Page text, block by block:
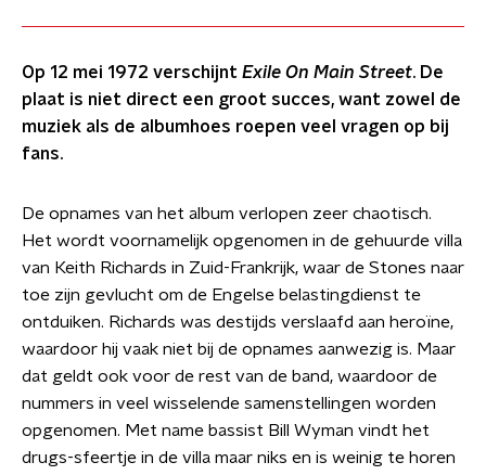
Op 12 mei 1972 verschijnt Exile On Main Street. De
plaat is niet direct een groot succes, want zowel de
muziek als de albumhoes roepen veel vragen op bij
fans.
De opnames van het album verlopen zeer chaotisch.
Het wordt voornamelijk opgenomen in de gehuurde villa
van Keith Richards in Zuid-Frankrijk, waar de Stones naar
toe zijn gevlucht om de Engelse belastingdienst te
ontduiken. Richards was destijds verslaafd aan heroïne,
waardoor hij vaak niet bij de opnames aanwezig is. Maar
dat geldt ook voor de rest van de band, waardoor de
nummers in veel wisselende samenstellingen worden
opgenomen. Met name bassist Bill Wyman vindt het
drugs-sfeertje in de villa maar niks en is weinig te horen